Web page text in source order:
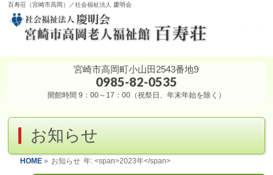
百寿荘（宮崎市高岡）／社会福祉法人 慶明会
宮崎市高岡町小山田2543番地9
0985-82-0535
開館時間 9：00～17：00（祝祭日、年末年始を除く）
お知らせ
HOME » お知らせ 年: <span>2023年</span>